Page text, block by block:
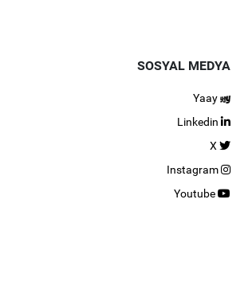
SOSYAL MEDYA
Yaay
Linkedin
X
Instagram
Youtube